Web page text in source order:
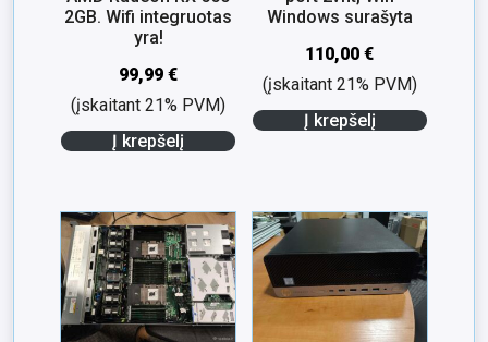
2GB. Wifi integruotas
yra!
99,99€
(įskaitant 21% PVM)
Į krepšelį
Windows surašyta
110,00€
(įskaitant 21% PVM)
Į krepšelį